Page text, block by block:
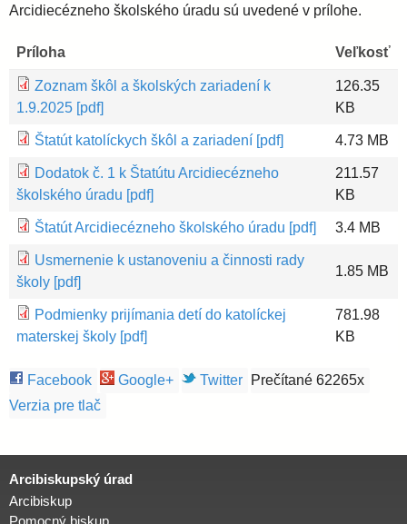
Arcidiecézneho školského úradu sú uvedené v prílohe.
Príloha Veľkosť
Zoznam škôl a školských zariadení k
1.9.2025 [pdf]
126.35
KB
Štatút katolíckych škôl a zariadení [pdf] 4.73 MB
Dodatok č. 1 k Štatútu Arcidiecézneho
školského úradu [pdf]
211.57
KB
Štatút Arcidiecézneho školského úradu [pdf] 3.4 MB
Usmernenie k ustanoveniu a činnosti rady
školy [pdf]
1.85 MB
Podmienky prijímania detí do katolíckej
materskej školy [pdf]
781.98
KB
Facebook Google+ Twitter
Prečítané 62265x
Verzia pre tlač
Arcibiskupský úrad
Arcibiskup
Pomocný biskup